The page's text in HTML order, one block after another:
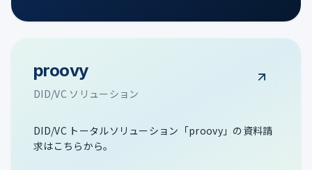
proovy
DID/VC ソリューション
DID/VC トータルソリューション「proovy」の資料請
求はこちらから。